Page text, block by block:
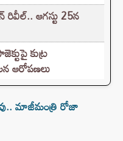
ఆగస్టు 25న
కుట్ర
ఆరోపణలు
మాజీమంత్రి రోజా